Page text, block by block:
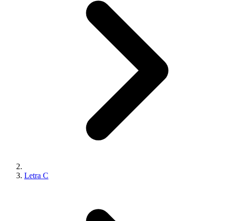
Letra C